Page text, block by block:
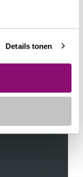
Details tonen